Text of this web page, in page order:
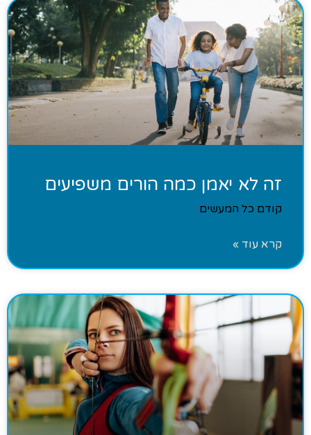
זה לא יאמן כמה הורים משפיעים
קודם כל המעשים
קרא עוד »